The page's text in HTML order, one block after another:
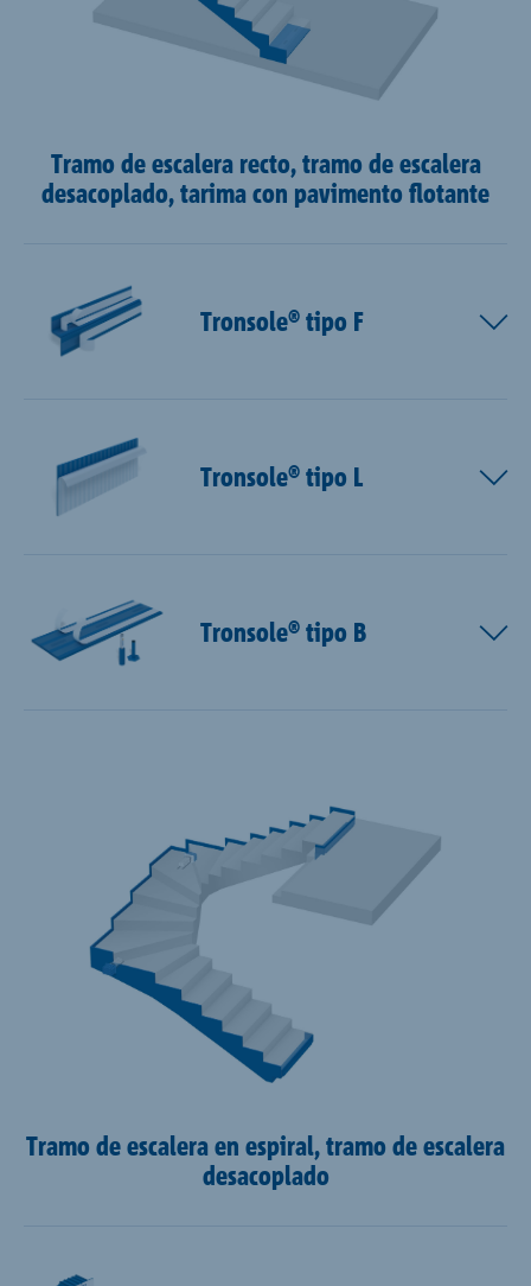
Tramo de escalera recto, tramo de escalera
desacoplado, tarima con pavimento flotante
Tronsole® tipo F
Tronsole® tipo L
Tronsole® tipo B
Tramo de escalera en espiral, tramo de escalera
desacoplado